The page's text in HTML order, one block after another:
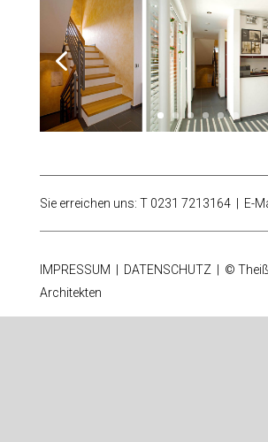
Sie erreichen uns: T 0231 7213164 | E-
IMPRESSUM DATENSCHUTZ | ©
Architekten